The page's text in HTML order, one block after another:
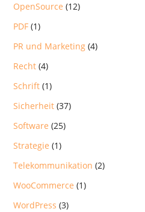
OpenSource (12)
PDF (1)
PR und Marketing (4)
Recht (4)
Schrift (1)
Sicherheit (37)
Software (25)
Strategie (1)
Telekommunikation (2)
WooCommerce (1)
WordPress (3)